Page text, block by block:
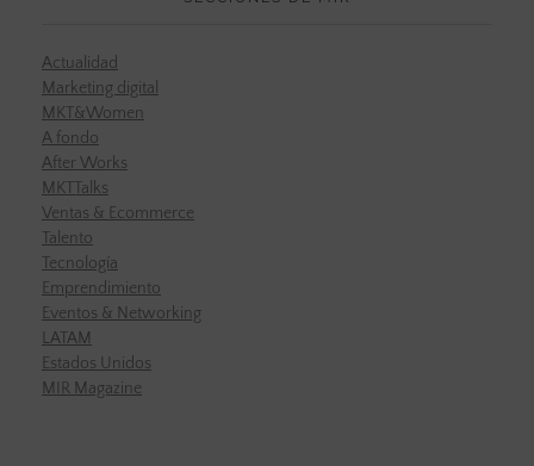
Actualidad
Marketing digital
MKT&Women
A fondo
After Works
MKTTalks
Ventas & Ecommerce
Talento
Tecnología
Emprendimiento
Eventos & Networking
LATAM
Estados Unidos
MIR Magazine